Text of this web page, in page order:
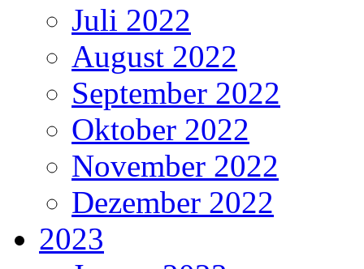
Juli 2022
August 2022
September 2022
Oktober 2022
November 2022
Dezember 2022
2023